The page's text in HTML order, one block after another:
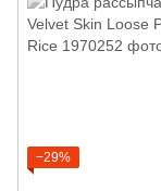
−29%